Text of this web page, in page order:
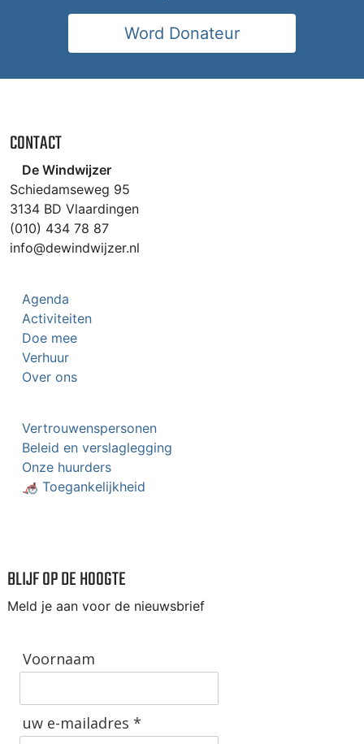
Word Donateur
CONTACT
De Windwijzer
Schiedamseweg 95
3134 BD Vlaardingen
(010) 434 78 87
info@dewindwijzer.nl
Agenda
Activiteiten
Doe mee
Verhuur
Over ons
Vertrouwenspersonen
Beleid en verslaglegging
Onze huurders
🦽 Toegankelijkheid
BLIJF OP DE HOOGTE
Meld je aan voor de nieuwsbrief
Voornaam
uw e-mailadres *